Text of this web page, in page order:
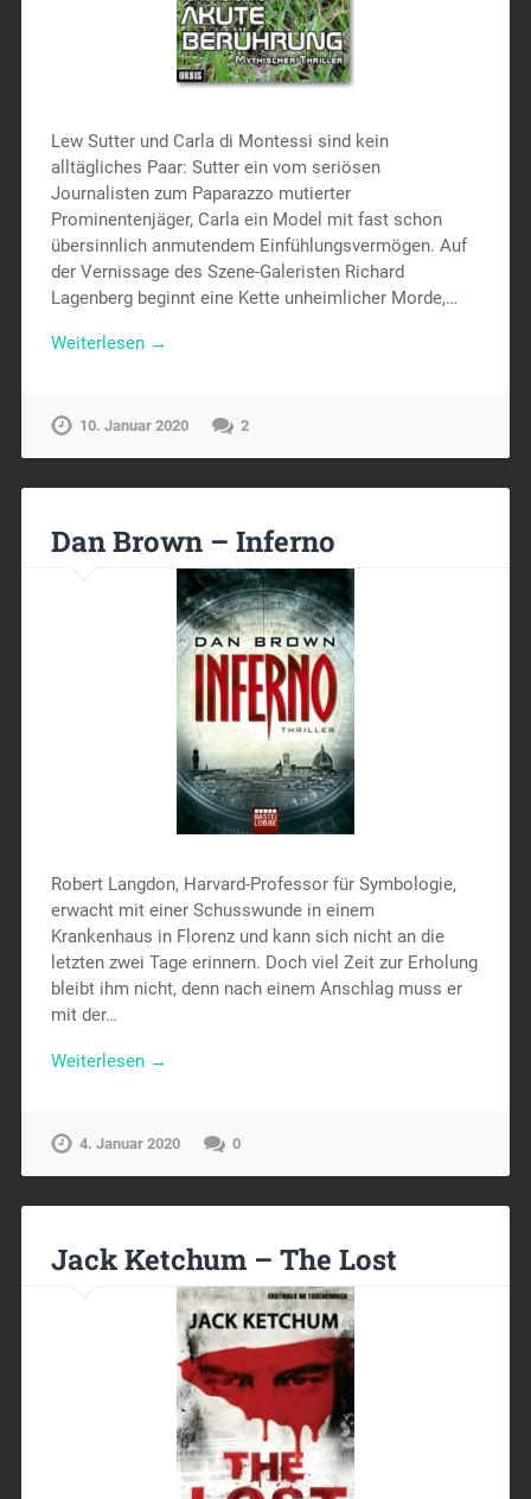
Lew Sutter und Carla di Montessi sind kein
alltägliches Paar: Sutter ein vom seriösen
Journalisten zum Paparazzo mutierter
Prominentenjäger, Carla ein Model mit fast schon
übersinnlich anmutendem Einfühlungsvermögen. Auf
der Vernissage des Szene-Galeristen Richard
Lagenberg beginnt eine Kette unheimlicher Morde,…
Weiterlesen →
10. Januar 2020 2
Dan Brown – Inferno
Robert Langdon, Harvard-Professor für Symbologie,
erwacht mit einer Schusswunde in einem
Krankenhaus in Florenz und kann sich nicht an die
letzten zwei Tage erinnern. Doch viel Zeit zur Erholung
bleibt ihm nicht, denn nach einem Anschlag muss er
mit der…
Weiterlesen →
4. Januar 2020 0
Jack Ketchum – The Lost